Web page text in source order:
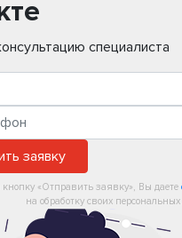
специалиста
заявку
«Отправить заявку», Вы даете
на обработку своих